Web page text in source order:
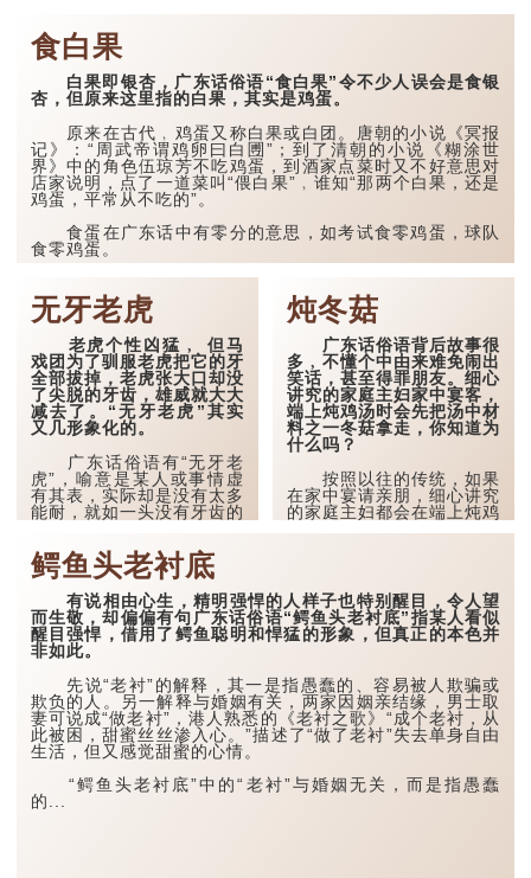
演义》的描述，赤壁之战是
三国时期刘备联同孙权，合
力打败曹操的重要一战，成
为日后建立魏、蜀、吴三分
鼎立之局的关键。赤壁之战
之前，上演过多场斗智斗力
的好戏，其中，在火烧连环
船前，诸葛亮上演了一幕草
船借箭，轻轻鬆鬆从曹军取
得十万多支箭。原来在准备
草船借箭的妙计时，出现了
一段小插曲，...
食白果
白果即银杏，广东话俗语“食白果”令不少人误会是食银
杏，但原来这里指的白果，其实是鸡蛋。
原来在古代﹐鸡蛋又称白果或白团。唐朝的小说《冥报
记》：“周武帝谓鸡卵曰白圑”；到了清朝的小说《糊涂世
界》中的角色伍琼芳不吃鸡蛋，到酒家点菜时又不好意思对
店家说明，点了一道菜叫“偎白果”﹐谁知“那两个白果，还是
鸡蛋，平常从不吃的”。
食蛋在广东话中有零分的意思，如考试食零鸡蛋，球队
食零鸡蛋。
无牙老虎
老虎个性凶猛﹐ 但马
戏团为了驯服老虎把它的牙
全部拔掉，老虎张大口却没
了尖脱的牙齿，雄威就大大
减去了。“无牙老虎”其实
又几形象化的。
广东话俗语有“无牙老
虎”，喻意是某人或事情虚
有其表，实际却是没有太多
能耐，就如一头没有牙齿的
但其攻击力已大大减弱。
一家死气沉沉的企业近
期成立了一个业务改革委员
会，向各部门提出改革的意
见，但委员会只是无牙老
虎﹐除提出意见外，并无权
要求部门推行改革。想像一
下，“无牙老虎”...
炖冬菇
广东话俗语背后故事很
多﹐不懂个中由来难免闹出
笑话，甚至得罪朋友。细心
讲究的家庭主妇家中宴客，
端上炖鸡汤时会先把汤中材
料之一冬菇拿走，你知道为
什么吗？
按照以往的传统，如果
在家中宴请亲朋，细心讲究
的家庭主妇都会在端上炖鸡
菇，为何冬菇会让人不快？
因为俗语“炖冬菇”解作
被降职，被降职工资减少、
明朗﹐打工一族无不怕得要
命。
“...
鳄鱼头老衬底
有说相由心生，精明强悍的人样子也特别醒目，令人望
而生敬，却偏偏有句广东话俗语“鳄鱼头老衬底”指某人看似
醒目强悍，借用了鳄鱼聪明和悍猛的形象，但真正的本色并
非如此。
先说“老衬”的解释，其一是指愚蠢的、容易被人欺骗或
欺负的人。另一解释与婚姻有关，两家因姻亲结缘，男士取
妻可说成“做老衬”，港人熟悉的《老衬之歌》“成个老衬，从
此被困，甜蜜丝丝渗入心。”描述了“做了老衬”失去单身自由
生活，但又感觉甜蜜的心情。
“鳄鱼头老衬底”中的“老衬”与婚姻无关，而是指愚蠢
的...